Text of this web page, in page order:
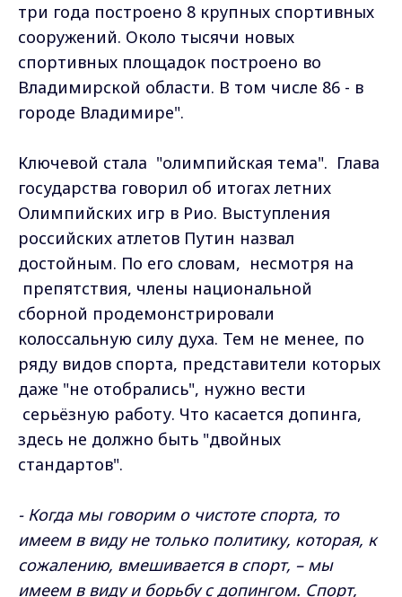
три года построено 8 крупных спортивных
сооружений. Около тысячи новых
спортивных площадок построено во
Владимирской области. В том числе 86 - в
городе Владимире".
Ключевой стала "олимпийская тема". Глава
государства говорил об итогах летних
Олимпийских игр в Рио. Выступления
российских атлетов Путин назвал
достойным. По его словам, несмотря на
препятствия, члены национальной
сборной продемонстрировали
колоссальную силу духа. Тем не менее, по
ряду видов спорта, представители которых
даже "не отобрались", нужно вести
серьёзную работу. Что касается допинга,
здесь не должно быть "двойных
стандартов".
- Когда мы говорим о чистоте спорта, то
имеем в виду не только политику, которая, к
сожалению, вмешивается в спорт, – мы
имеем в виду и борьбу с допингом. Спорт,